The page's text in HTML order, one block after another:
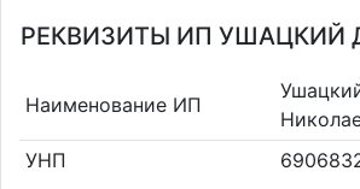
РЕКВИЗИТЫ ИП УШАЦКИЙ
Наименование ИП
УНП